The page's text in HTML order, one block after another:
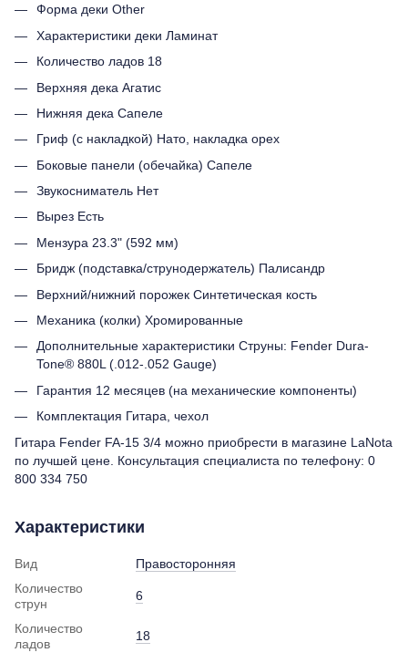
Форма деки Other
Характеристики деки Ламинат
Количество ладов 18
Верхняя дека Агатис
Нижняя дека Сапеле
Гриф (с накладкой) Нато, накладка орех
Боковые панели (обечайка) Сапеле
Звукосниматель Нет
Вырез Есть
Мензура 23.3" (592 мм)
Бридж (подставка/струнодержатель) Палисандр
Верхний/нижний порожек Синтетическая кость
Механика (колки) Хромированные
Дополнительные характеристики Струны: Fender Dura-
Tone® 880L (.012-.052 Gauge)
Гарантия 12 месяцев (на механические компоненты)
Комплектация Гитара, чехол
Гитара Fender FA-15 3/4 можно приобрести в магазине LaNota
по лучшей цене. Консультация специалиста по телефону: 0
800 334 750
Характеристики
Вид
Правосторонняя
Количество
струн
6
Количество
ладов
18